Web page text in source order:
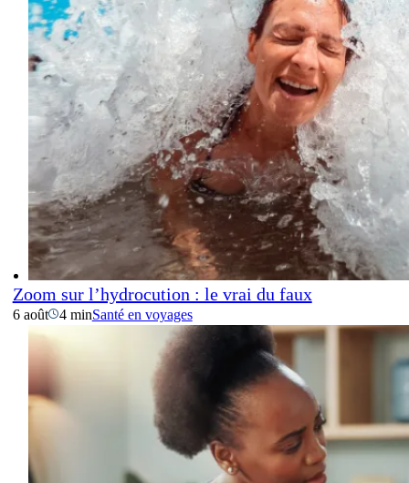
Zoom sur l’hydrocution : le vrai du faux
6 août 4 minSanté en voyages